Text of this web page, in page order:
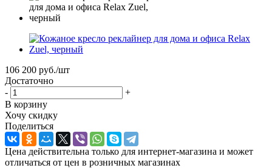
106 200 руб./шт
Достаточно
-
+
В корзину
Хочу скидку
Поделиться
Цена действительна только для интернет-магазина и может
отличаться от цен в розничных магазинах